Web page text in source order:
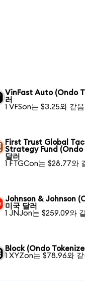
VinFast Auto (Ondo
러
1 VFSon는 $3.25와 같음
First Trust Global
Strategy Fund (Ondo
달러
1 FTGCon는 $28.77와
Johnson & Johnson
미국 달러
1 JNJon는 $259.09와
Block (Ondo
1 XYZon는 $78.96와 같